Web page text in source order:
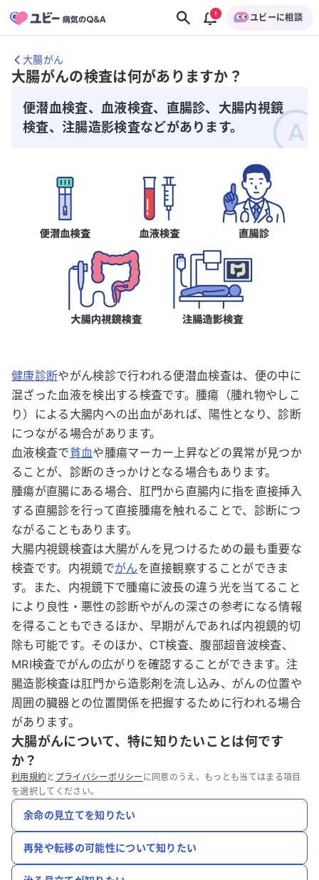
ユビーに相談
大腸がん
大腸がんの検査は何がありますか？
便潜血検査、血液検査、直腸診、大腸内視鏡
検査、注腸造影検査などがあります。
健康診断やがん検診で行われる便潜血検査は、便の中に
混ざった血液を検出する検査です。腫瘍（腫れ物やしこ
り）による大腸内への出血があれば、陽性となり、診断
につながる場合があります。
血液検査で貧血や腫瘍マーカー上昇などの異常が見つか
ることが、診断のきっかけとなる場合もあります。
腫瘍が直腸にある場合、肛門から直腸内に指を直接挿入
する直腸診を行って直接腫瘍を触れることで、診断につ
ながることもあります。
大腸内視鏡検査は大腸がんを見つけるための最も重要な
検査です。内視鏡でがんを直接観察することができま
す。また、内視鏡下で腫瘍に波長の違う光を当てること
により良性・悪性の診断やがんの深さの参考になる情報
を得ることもできるほか、早期がんであれば内視鏡的切
除も可能です。そのほか、CT検査、腹部超音波検査、
MRI検査でがんの広がりを確認することができます。注
腸造影検査は肛門から造影剤を流し込み、がんの位置や
周囲の臓器との位置関係を把握するために行われる場合
があります。
大腸がんについて、特に知りたいことは何です
か？
利用規約と プライバシーポリシー に同意のうえ、もっとも当てはまる項目
を選択してください。
余命の見立てを知りたい
再発や転移の可能性について知りたい